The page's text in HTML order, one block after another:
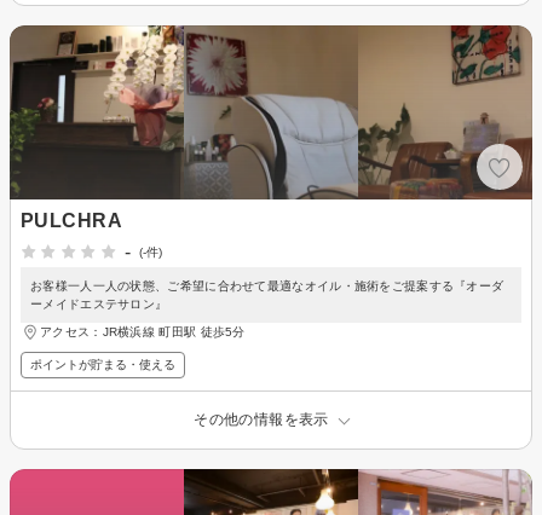
PULCHRA
-
(-件)
お客様一人一人の状態、ご希望に合わせて最適なオイル・施術をご提案する『オーダ
ーメイドエステサロン』
アクセス：JR横浜線 町田駅 徒歩5分
ポイントが貯まる・使える
その他の情報を表示